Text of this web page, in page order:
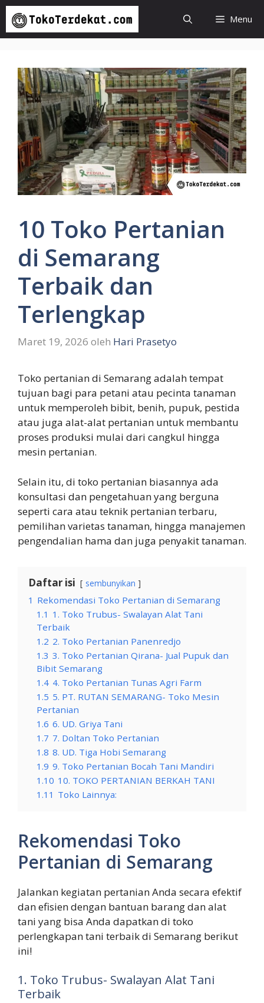
Langsung
isi
Menu
10 Toko Pertanian
di Semarang
Terbaik dan
Terlengkap
Maret 19, 2026 oleh Hari Prasetyo
Toko pertanian di Semarang adalah tempat
tujuan bagi para petani atau pecinta tanaman
untuk memperoleh bibit, benih, pupuk, pestida
atau juga alat-alat pertanian untuk membantu
proses produksi mulai dari cangkul hingga
mesin pertanian.
Selain itu, di toko pertanian biasannya ada
konsultasi dan pengetahuan yang berguna
seperti cara atau teknik pertanian terbaru,
pemilihan varietas tanaman, hingga manajemen
pengendalian hama dan juga penyakit tanaman.
Daftar isi sembunyikan
1 Rekomendasi Toko Pertanian di Semarang
1.1 1. Toko Trubus- Swalayan Alat Tani
Terbaik
1.2 2. Toko Pertanian Panenredjo
1.3 3. Toko Pertanian Qirana- Jual Pupuk dan
Bibit Semarang
1.4 4. Toko Pertanian Tunas Agri Farm
1.5 5. PT. RUTAN SEMARANG- Toko Mesin
Pertanian
1.6 6. UD. Griya Tani
1.7 7. Doltan Toko Pertanian
1.8 8. UD. Tiga Hobi Semarang
1.9 9. Toko Pertanian Bocah Tani Mandiri
1.10 10. TOKO PERTANIAN BERKAH TANI
1.11 Toko Lainnya:
Rekomendasi Toko
Pertanian di Semarang
Jalankan kegiatan pertanian Anda secara efektif
dan efisien dengan bantuan barang dan alat
tani yang bisa Anda dapatkan di toko
perlengkapan tani terbaik di Semarang berikut
ini!
1. Toko Trubus- Swalayan Alat Tani
Terbaik